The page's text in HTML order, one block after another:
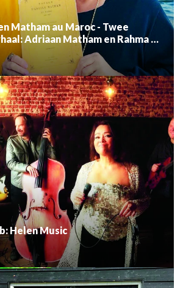
Matham au Maroc - Twee
Adriaan Matham en Rahma el
Helen Music